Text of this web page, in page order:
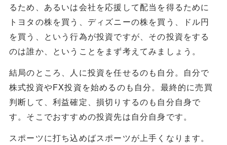
るため、あるいは会社を応援して配当を得るために
トヨタの株を買う、ディズニーの株を買う、ドル円
を買う、という行為が投資ですが、その投資をする
のは誰か、ということをまず考えてみましょう。
結局のところ、人に投資を任せるのも自分。自分で
株式投資やFX投資を始めるのも自分。最終的に売買
判断して、利益確定、損切りするのも自分自身で
す。そこでおすすめの投資先は自分自身です。
スポーツに打ち込めばスポーツが上手くなります。